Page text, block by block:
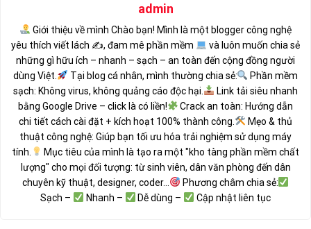
admin
Giới thiệu về mình Chào bạn! Mình là một blogger công nghệ
yêu thích viết lách ✍, đam mê phần mềm
và luôn muốn chia sẻ
những gì hữu ích – nhanh – sạch – an toàn đến cộng đồng người
dùng Việt.
Tại blog cá nhân, mình thường chia sẻ:
Phần mềm
sạch: Không virus, không quảng cáo độc hại.
Link tải siêu nhanh
bằng Google Drive – click là có liền!
Crack an toàn: Hướng dẫn
chi tiết cách cài đặt + kích hoạt 100% thành công.
Mẹo & thủ
thuật công nghệ: Giúp bạn tối ưu hóa trải nghiệm sử dụng máy
tính.
Mục tiêu của mình là tạo ra một "kho tàng phần mềm chất
lượng" cho mọi đối tượng: từ sinh viên, dân văn phòng đến dân
chuyên kỹ thuật, designer, coder...
Phương châm chia sẻ:
Sạch –
Nhanh – Dễ dùng – Cập nhật liên tục